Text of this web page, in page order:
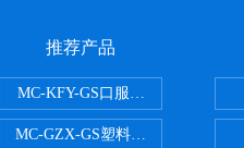
推荐产品
MC-KFY-GS口服液灌装线
MC-GZX-GS塑料瓶高速跟踪式灌